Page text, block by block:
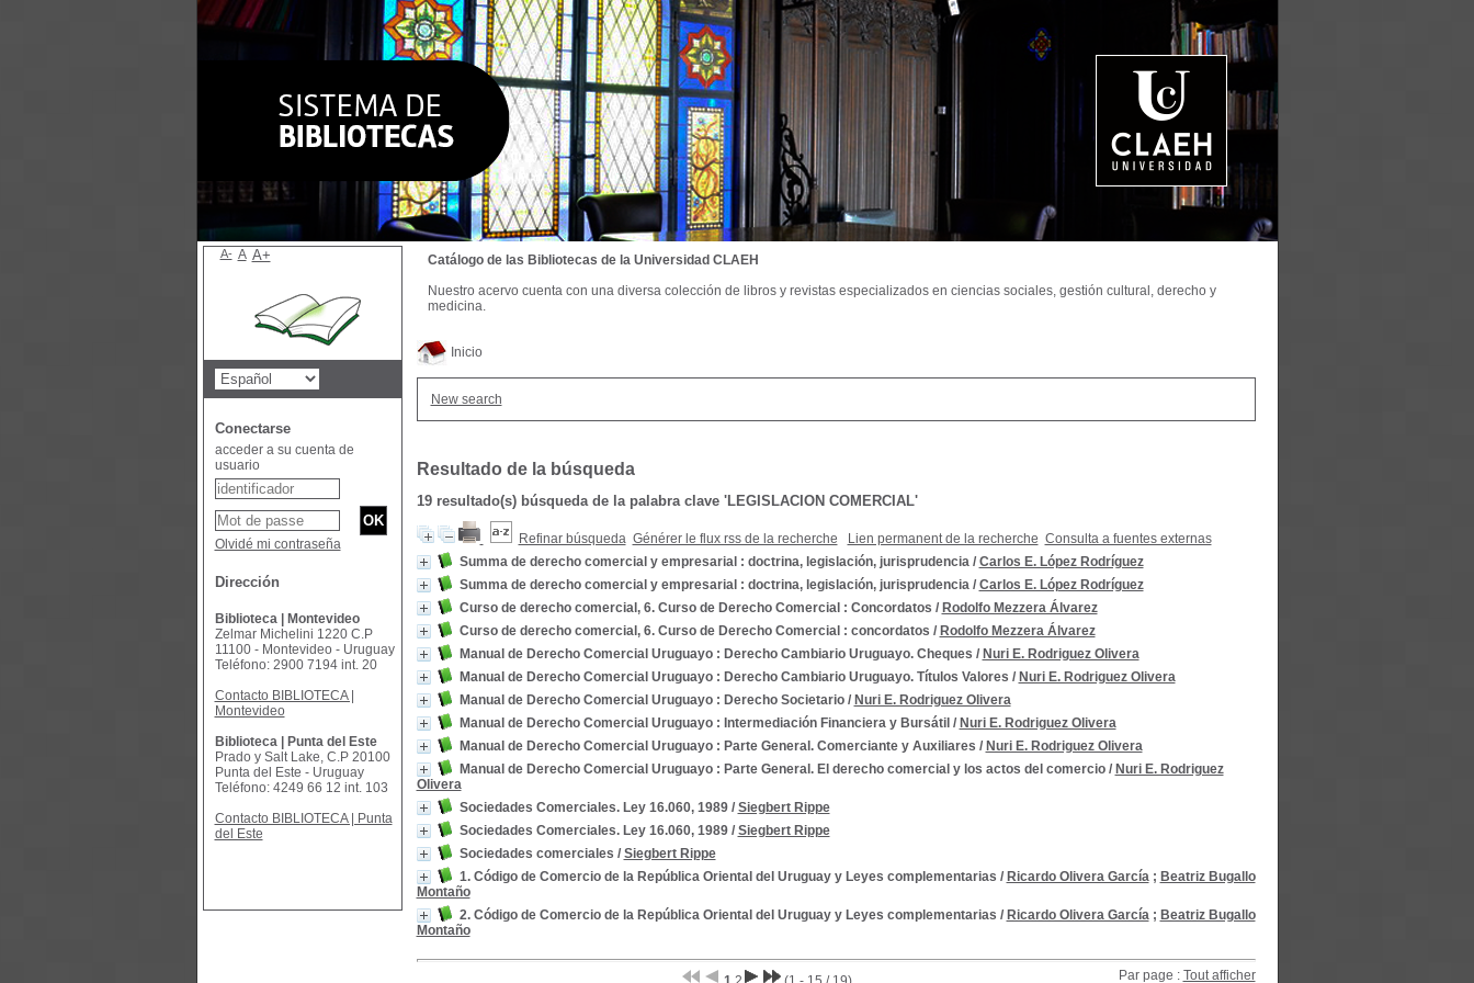
Inicio
New search
Resultado de la búsqueda
19 resultado(s) búsqueda de la palabra clave 'LEGISLACION COMERCIAL'
Refinar búsqueda Générer le flux rss de la recherche Lien permanent de la recherche Consulta a fuentes externas
Summa de derecho comercial y empresarial : doctrina, legislación, jurisprudencia/ Carlos E. López Rodríguez
Summa de derecho comercial y empresarial : doctrina, legislación, jurisprudencia/ Carlos E. López Rodríguez
Curso de derecho comercial, 6. Curso de Derecho Comercial : Concordatos / Rodolfo Mezzera Álvarez
Curso de derecho comercial, 6. Curso de Derecho Comercial : concordatos / Rodolfo Mezzera Álvarez
Manual de Derecho Comercial Uruguayo : Derecho Cambiario Uruguayo. Cheques / Nuri E. Rodriguez Olivera
Manual de Derecho Comercial Uruguayo : Derecho Cambiario Uruguayo. Títulos Valores / Nuri E. Rodriguez Olivera
Manual de Derecho Comercial Uruguayo : Derecho Societario/ Nuri E. Rodriguez Olivera
Manual de Derecho Comercial Uruguayo : Intermediación Financiera y Bursátil / Nuri E. Rodriguez Olivera
Manual de Derecho Comercial Uruguayo : Parte General. Comerciante y Auxiliares / Nuri E. Rodriguez Olivera
Manual de Derecho Comercial Uruguayo : Parte General. El derecho comercial y los actos del comercio/ Nuri E. Rodriguez
Olivera
Sociedades Comerciales. Ley 16.060, 1989/ Siegbert Rippe
Sociedades Comerciales. Ley 16.060, 1989/ Siegbert Rippe
Sociedades comerciales / Siegbert Rippe
1. Código de Comercio de la República Oriental del Uruguay y Leyes complementarias / Ricardo Olivera García; Beatriz Bugallo
Montaño
2. Código de Comercio de la República Oriental del Uruguay y Leyes complementarias / Ricardo Olivera García; Beatriz Bugallo
Montaño
Par page : Tout afficher
Catálogo de las Bibliotecas de la Universidad CLAEH
Nuestro acervo cuenta con una diversa colección de libros y revistas especializados en ciencias sociales, gestión cultural, derecho y
medicina.
A- A A+
Conectarse
acceder a su cuenta de
usuario
Olvidé mi contraseña
Dirección
Biblioteca | Montevideo
Zelmar Michelini 1220 C.P
11100 - Montevideo - Uruguay
Teléfono: 2900 7194 int. 20
Contacto BIBLIOTECA |
Montevideo
Biblioteca | Punta del Este
Prado y Salt Lake, C.P 20100
Punta del Este - Uruguay
Teléfono: 4249 66 12 int. 103
Contacto BIBLIOTECA | Punta
del Este